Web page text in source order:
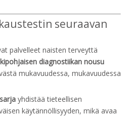
seuraavan
palvelleet naisten terveyttä
diagnostiikan nousu
mukavuudessa, mukavuudessa
yhdistää tieteellisen
käytännöllisyyden, mikä avaa